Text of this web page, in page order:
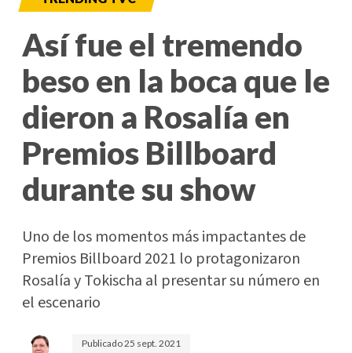
Así fue el tremendo
beso en la boca que le
dieron a Rosalía en
Premios Billboard
durante su show
Uno de los momentos más impactantes de
Premios Billboard 2021 lo protagonizaron
Rosalía y Tokischa al presentar su número en
el escenario
Publicado25 sept. 2021